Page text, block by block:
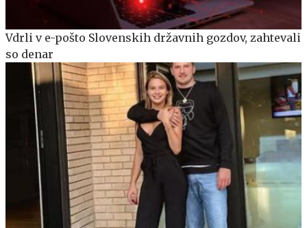
Vdrli v e-pošto Slovenskih državnih gozdov, zahtevali
so denar